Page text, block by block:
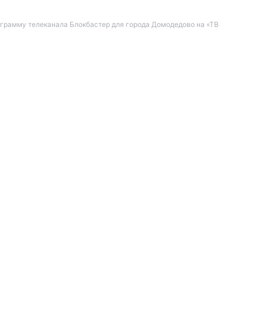
телеканала Блокбастер для города Домодедово на «ТВ